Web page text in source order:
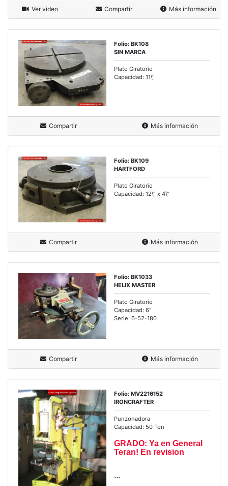
Ver video Compartir Más información
Folio: BK108
SIN MARCA
Plato Giratorio
Capacidad: 11\"
Compartir Más información
Folio: BK109
HARTFORD
Plato Giratorio
Capacidad: 12\" x 4\"
Compartir Más información
Folio: BK1033
HELIX MASTER
Plato Giratorio
Capacidad: 6"
Serie: 6-52-180
Compartir Más información
Folio: MV2216152
IRONCRAFTER
Punzonadora
Capacidad: 50 Ton
GRADO: Ya en General
Teran! En revision
...